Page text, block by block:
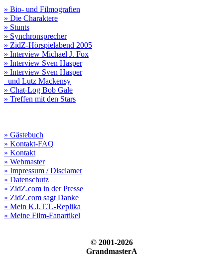
» Bio- und Filmografien
» Die Charaktere
» Stunts
» Synchronsprecher
» ZidZ-Hörspielabend 2005
» Interview Michael J. Fox
» Interview Sven Hasper
» Interview Sven Hasper
und Lutz Mackensy
» Chat-Log Bob Gale
» Treffen mit den Stars
» Gästebuch
» Kontakt-FAQ
» Kontakt
» Webmaster
» Impressum / Disclamer
» Datenschutz
» ZidZ.com in der Presse
» ZidZ.com sagt Danke
» Mein K.I.T.T.-Replika
» Meine Film-Fanartikel
© 2001-2026
GrandmasterA